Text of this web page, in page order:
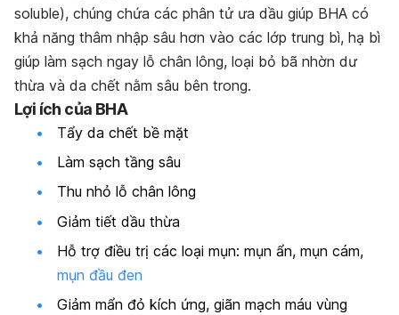
soluble), chúng chứa các phân tử ưa dầu giúp BHA có
khả năng thâm nhập sâu hơn vào các lớp trung bì, hạ bì
giúp làm sạch ngay lỗ chân lông, loại bỏ bã nhờn dư
thừa và da chết nằm sâu bên trong.
Lợi ích của BHA
Tẩy da chết bề mặt
Làm sạch tầng sâu
Thu nhỏ lỗ chân lông
Giảm tiết dầu thừa
Hỗ trợ điều trị các loại mụn: mụn ẩn, mụn cám,
mụn đầu đen
Giảm mẩn đỏ kích ứng, giãn mạch máu vùng